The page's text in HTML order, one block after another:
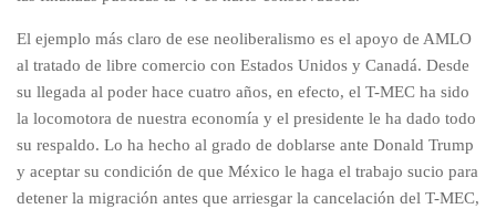
El ejemplo más claro de ese neoliberalismo es el apoyo de AMLO
al tratado de libre comercio con Estados Unidos y Canadá. Desde
su llegada al poder hace cuatro años, en efecto, el T-MEC ha sido
la locomotora de nuestra economía y el presidente le ha dado todo
su respaldo. Lo ha hecho al grado de doblarse ante Donald Trump
y aceptar su condición de que México le haga el trabajo sucio para
detener la migración antes que arriesgar la cancelación del T-MEC,